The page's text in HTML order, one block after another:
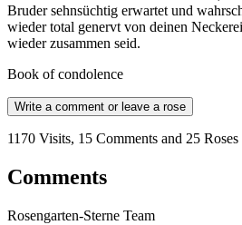
Bruder sehnsüchtig erwartet und
wieder total genervt von deinen
wieder zusammen seid.
Book of condolence
Write a comment or leave a rose
1170 Visits, 15 Comments and 25 Roses
Comments
Rosengarten-Sterne Team